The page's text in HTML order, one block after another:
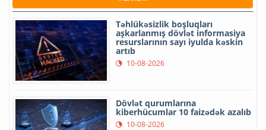
Təhlükəsizlik boşluqları
aşkarlanmış dövlət informasiya
resurslarının sayı iyulda kəskin
artıb
10-08-2026
Dövlət qurumlarına
kiberhücumlar 10 faizədək azalıb
10-08-2026